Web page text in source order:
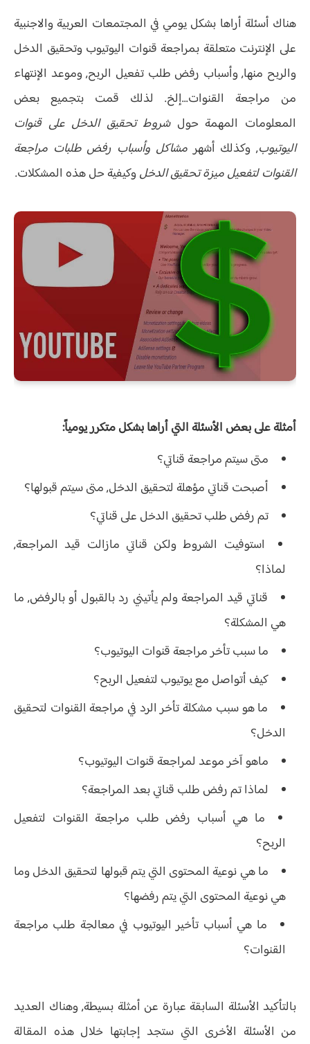
هناك أسئلة أراها بشكل يومي في المجتمعات العربية والاجنبية
على الإنترنت متعلقة بمراجعة قنوات اليوتيوب وتحقيق الدخل
والربح منها, وأسباب رفض طلب تفعيل الربح, وموعد الإنتهاء
من مراجعة القنوات...إلخ. لذلك قمت بتجميع بعض
المعلومات المهمة حولشروط تحقيق الدخل على قنوات
اليوتيوب, وكذلك أشهرمشاكل وأسباب رفض طلبات مراجعة
القنوات لتفعيل ميزة تحقيق الدخلوكيفية حل هذه المشكلات.
أمثلة على بعض الأسئلة التي أراها بشكل متكرر يومياً:
متى سيتم مراجعة قناتي؟
أصبحت قناتي مؤهلة لتحقيق الدخل, متى سيتم قبولها؟
تم رفض طلب تحقيق الدخل على قناتي؟
استوفيت الشروط ولكن قناتي مازالت قيد المراجعة,
لماذا؟
قناتي قيد المراجعة ولم يأتيني رد بالقبول أو بالرفض, ما
هي المشكلة؟
ما سبب تأخر مراجعة قنوات اليوتيوب؟
كيف أتواصل مع يوتيوب لتفعيل الربح؟
ما هو سبب مشكلة تأخر الرد في مراجعة القنوات لتحقيق
الدخل؟
ماهو آخر موعد لمراجعة قنوات اليوتيوب؟
لماذا تم رفض طلب قناتي بعد المراجعة؟
ما هي أسباب رفض طلب مراجعة القنوات لتفعيل
الربح؟
ما هي نوعية المحتوى التي يتم قبولها لتحقيق الدخل وما
هي نوعية المحتوى التي يتم رفضها؟
ما هي أسباب تأخير اليوتيوب في معالجة طلب مراجعة
القنوات؟
بالتأكيد الأسئلة السابقة عبارة عن أمثلة بسيطة, وهناك العديد
من الأسئلة الأخرى التي ستجد إجابتها خلال هذه المقالة